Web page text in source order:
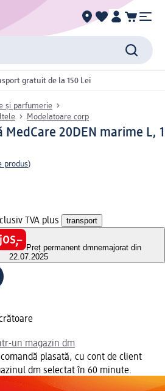
gratuit de la 150 Lei
și parfumerie
Modelatoare corp
MedCare 20DEN marime L, 1
produs)
TVA plus transport
Preț permanent dmnemajorat din
22.07.2025
un magazin dm
plasată, cu cont de client
dm selectat în 60 minute.